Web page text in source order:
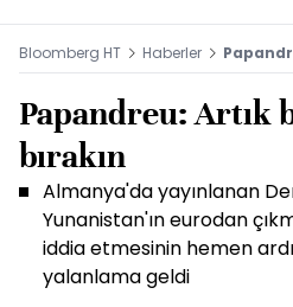
Bloomberg HT Haberler
Papandreu: Artık
bırakın
Almanya'da yayınlanan
Yunanistan'ın eurodan
iddia etmesinin hemen
yalanlama geldi